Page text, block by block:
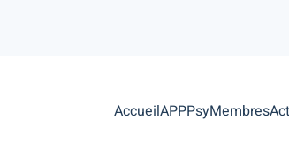
AccueilAPPPsyMembres